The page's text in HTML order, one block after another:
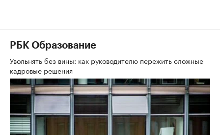
РБК Образование
Увольнять без вины: как руководителю пережить сложные
кадровые решения